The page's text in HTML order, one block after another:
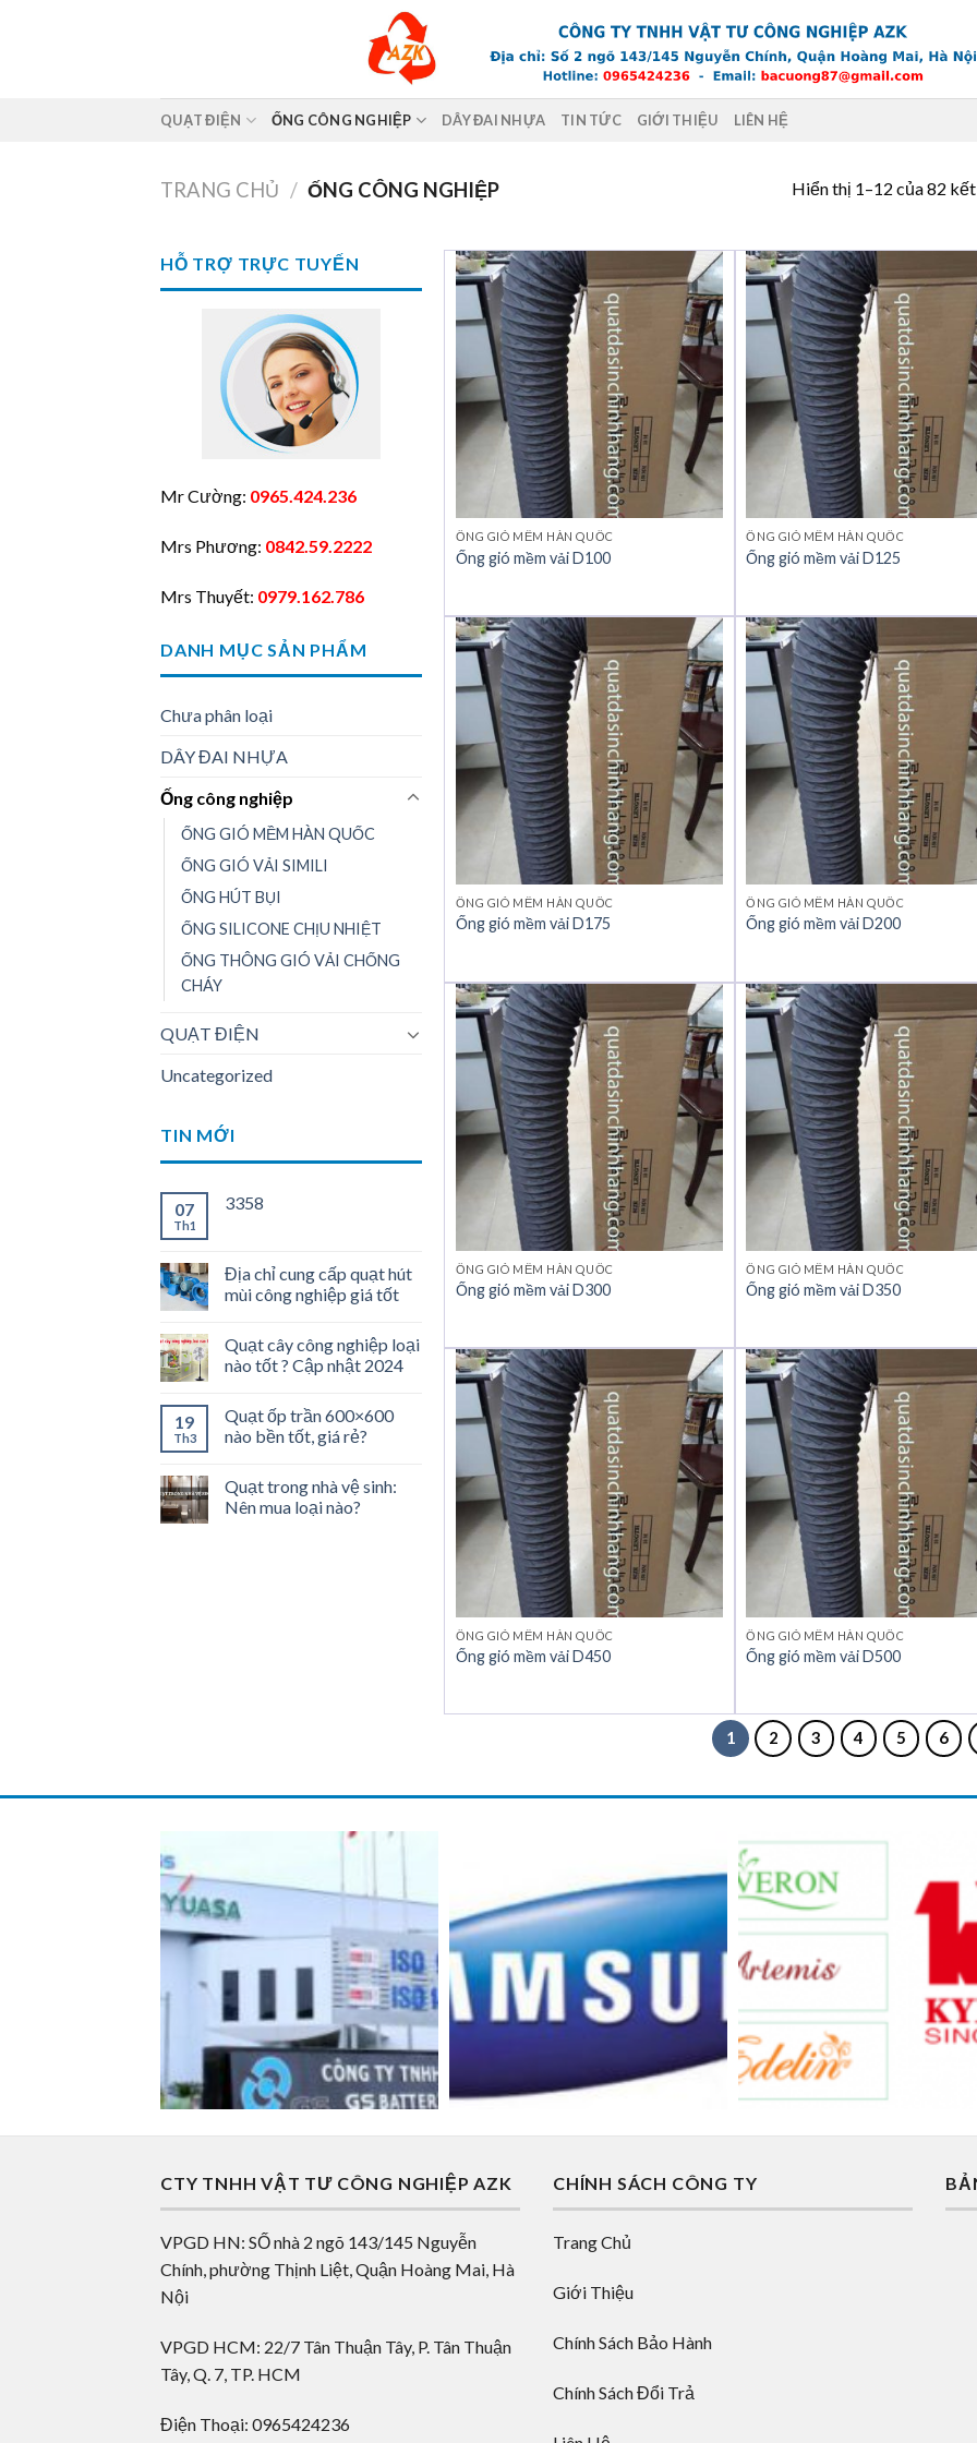
QUẠT ĐIỆN ỐNG CÔNG NGHIỆP DÂY ĐAI NHỰA TIN TỨC GIỚI THIỆU LIÊN HỆ
TRANG CHỦ / ỐNG CÔNG NGHIỆP Hiển thị 1–12 của 82
HỖ TRỢ TRỰC TUYẾN
Mr Cường: 0965.424.236
Mrs Phương: 0842.59.2222
Mrs Thuyết: 0979.162.786
DANH MỤC SẢN PHẨM
Chưa phân loại
DÂY ĐAI NHỰA
Ống công nghiệp
ỐNG GIÓ MỀM HÀN QUỐC
ỐNG GIÓ VẢI SIMILI
ỐNG HÚT BỤI
ỐNG SILICONE CHỊU NHIỆT
ỐNG THÔNG GIÓ VẢI CHỐNG
CHÁY
QUẠT ĐIỆN
Uncategorized
TIN MỚI
07
Th1
3358
Địa chỉ cung cấp quạt hút
mùi công nghiệp giá tốt
Quạt cây công nghiệp loại
nào tốt ? Cập nhật 2024
19
Th3
Quạt ốp trần 600×600
nào bền tốt, giá rẻ?
Quạt trong nhà vệ sinh:
Nên mua loại nào?
ỐNG GIÓ MỀM HÀN QUỐC
Ống gió mềm vải D100
ỐNG GIÓ MỀM HÀN QUỐC
Ống gió mềm vải D125
ỐNG GIÓ MỀM HÀN QUỐC
Ống gió mềm vải D175
ỐNG GIÓ MỀM HÀN QUỐC
Ống gió mềm vải D200
ỐNG GIÓ MỀM HÀN QUỐC
Ống gió mềm vải D300
ỐNG GIÓ MỀM HÀN QUỐC
Ống gió mềm vải D350
ỐNG GIÓ MỀM HÀN QUỐC
Ống gió mềm vải D450
ỐNG GIÓ MỀM HÀN QUỐC
Ống gió mềm vải D500
1 2 3 4 5 6
CTY TNHH VẬT TƯ CÔNG NGHIỆP AZK
VPGD HN: SỐ nhà 2 ngõ 143/145 Nguyễn
Chính, phường Thịnh Liệt, Quận Hoàng Mai, Hà
Nội
VPGD HCM: 22/7 Tân Thuận Tây, P. Tân Thuận
Tây, Q. 7, TP. HCM
Điện Thoại: 0965424236
CHÍNH SÁCH CÔNG TY
Trang Chủ
Giới Thiệu
Chính Sách Bảo Hành
Chính Sách Đổi Trả